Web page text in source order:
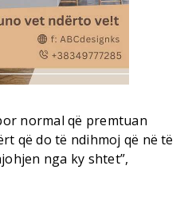
normal që premtuan
që do të ndihmoj që në të
nga ky shtet”,